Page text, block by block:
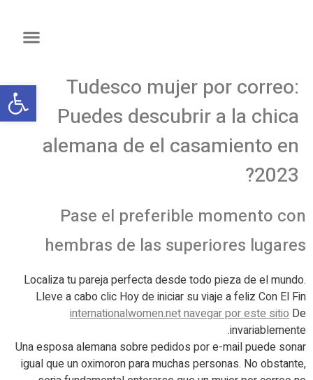
Tudesco mujer por correo:
Puedes descubrir a la chica
alemana de el casamiento en
2023?
Pase el preferible momento con
hembras de las superiores lugares
Localiza tu pareja perfecta desde todo pieza de el mundo.
Lleve a cabo clic Hoy de iniciar su viaje a feliz Con El Fin
internationalwomen.net navegar por este sitio De
invariablemente.
Una esposa alemana sobre pedidos por e-mail puede sonar
igual que un oximoron para muchas personas. No obstante,